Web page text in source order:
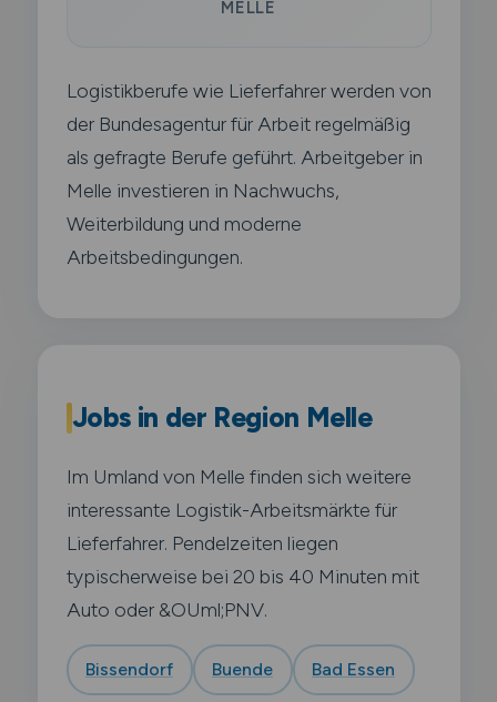
MELLE
Logistikberufe wie Lieferfahrer werden von
der Bundesagentur für Arbeit regelmäßig
als gefragte Berufe geführt. Arbeitgeber in
Melle investieren in Nachwuchs,
Weiterbildung und moderne
Arbeitsbedingungen.
Jobs in der Region Melle
Im Umland von Melle finden sich weitere
interessante Logistik-Arbeitsmärkte für
Lieferfahrer. Pendelzeiten liegen
typischerweise bei 20 bis 40 Minuten mit
Auto oder &OUml;PNV.
Bissendorf Buende Bad Essen